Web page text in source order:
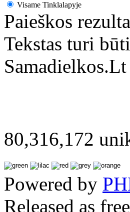
Visame Tinklalapyje
Paieškos
Tekstas turi
Samadielkos.Lt
80,316,172
Powered by
Released as